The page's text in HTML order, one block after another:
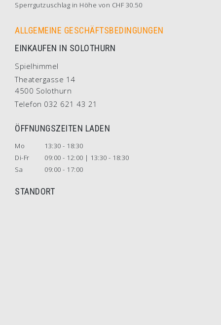
Sperrgutzuschlag in Höhe von CHF 30.50
ALLGEMEINE GESCHÄFTSBEDINGUNGEN
EINKAUFEN IN SOLOTHURN
Spielhimmel
Theatergasse 14
4500 Solothurn
Telefon 032 621 43 21
ÖFFNUNGSZEITEN LADEN
Mo
13:30 - 18:30
Di-Fr
09:00 - 12:00 | 13:30 - 18:30
Sa
09:00 - 17:00
STANDORT